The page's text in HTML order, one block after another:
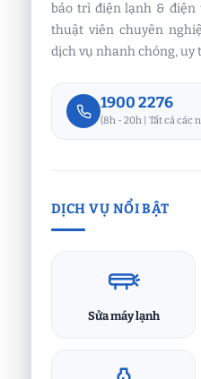
bảo trì điện lạnh & điện
thuật viên chuyên
dịch vụ nhanh chóng, uy
1900 2276
(8h - 20h | Tất cả các
DỊCH VỤ NỔI BẬT
Sửa máy lạnh